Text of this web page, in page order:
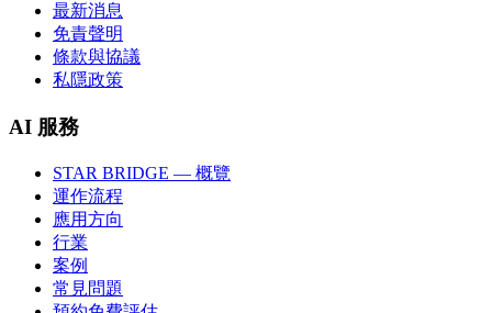
最新消息
免責聲明
條款與協議
私隱政策
AI 服務
STAR BRIDGE — 概覽
運作流程
應用方向
行業
案例
常見問題